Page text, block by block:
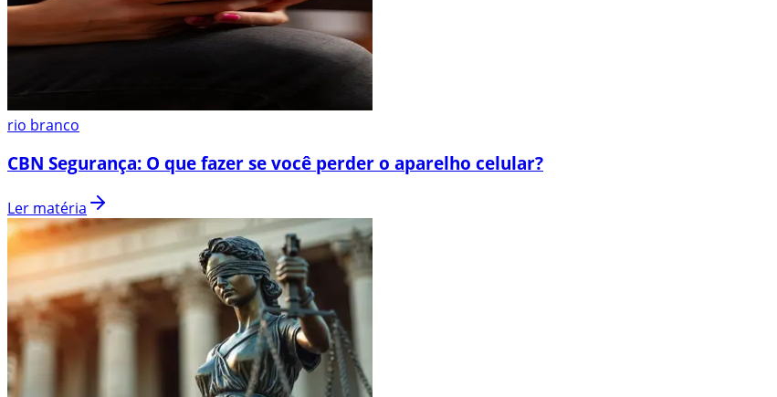
rio branco
CBN Segurança: O que fazer se você perder o aparelho celular?
Ler matéria